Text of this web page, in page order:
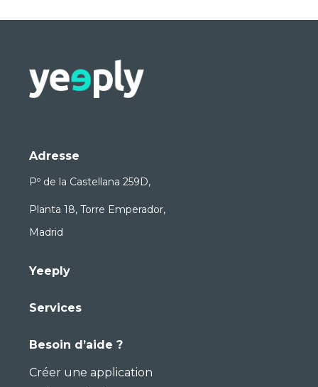
Adresse
Pº de la Castellana 259D,
Planta 18, Torre Emperador,
Madrid
Yeeply
Services
Besoin d’aide ?
Créer une application